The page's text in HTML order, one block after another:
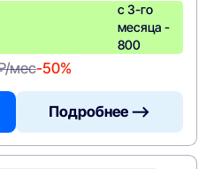
с 3-го
месяца -
800
мес-50%
Подробнее —>